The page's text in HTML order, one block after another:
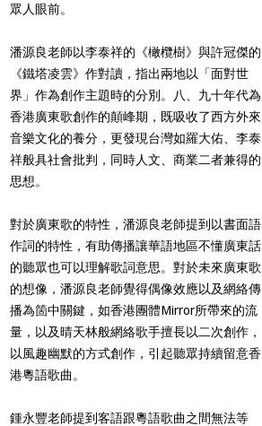
眾人眼前。
潘源良老師以李泰祥的《橄欖樹》與許冠傑的
《鐵塔凌雲》作對讀，指出兩地以「面對世
界」作為創作主題時的分別。八、九十年代為
香港廣東歌創作的顛峰期，既吸收了西方外來
音樂文化的養分，更發現台灣如羅大佑、李泰
祥般具社會批判，同時人文、商業二者兼得的
思想。
對於廣東歌的特性，潘源良老師提到以書面語
作詞的特性，有助傳播讓華語地區不懂廣東話
的聽眾也可以理解歌詞意思。對於未來廣東歌
的想像，潘源良老師覺得偶像效應以及網絡傳
播為箇中關鍵，如香港團體Mirror所帶來的流
量，以及晴天林般網絡歌手擅長以二次創作，
以風趣幽默的方式創作，引起聽眾持續留意香
港粵語歌曲。
鍾永豐老師提到客語跟粵語歌曲之間無法等